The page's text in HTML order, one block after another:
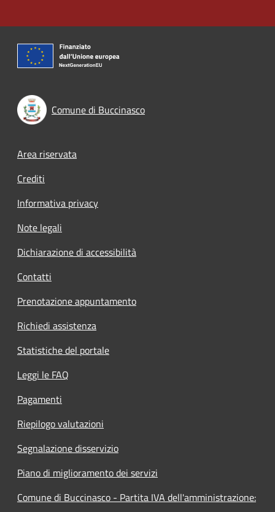
Comune di Buccinasco
Footer menu
Area riservata
Crediti
Informativa privacy
Note legali
Dichiarazione di accessibilità
Contatti
Prenotazione appuntamento
Richiedi assistenza
Statistiche del portale
Leggi le FAQ
Pagamenti
Riepilogo valutazioni
Segnalazione disservizio
Piano di miglioramento dei servizi
Comune di Buccinasco - Partita IVA dell'amministrazione: